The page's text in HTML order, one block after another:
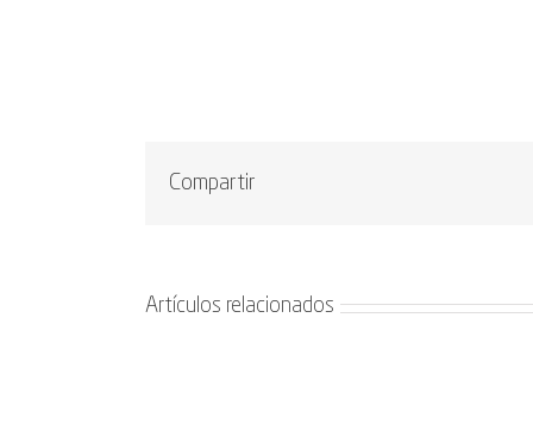
Compartir
Artículos relacionados